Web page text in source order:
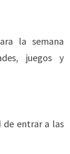
la semana
juegos y
de entrar a las